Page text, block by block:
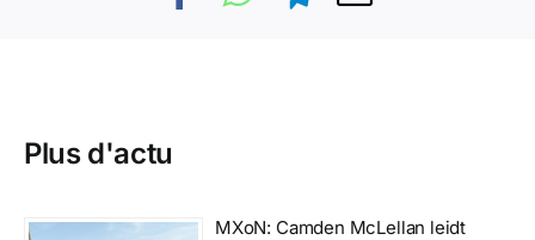
Plus d'actu
MXoN: Camden McLellan leidt